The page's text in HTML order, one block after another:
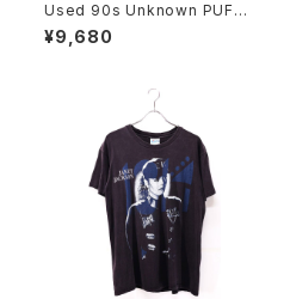
Used 90s Unknown PUFFI
N NUFFIN Both Side Animal
Art graphic T-Shirt Size XL
¥9,680